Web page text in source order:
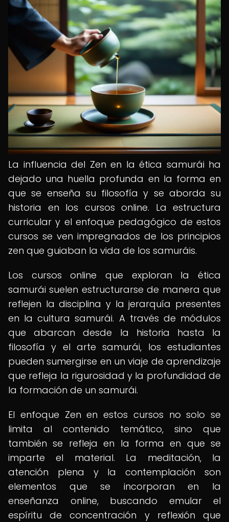
La influencia del Zen en la ética samurái ha
dejado una huella profunda en la forma en
que se enseña su filosofía y se aborda su
historia en los cursos online. La estructura
curricular y el enfoque pedagógico de estos
cursos se ven impregnados de los principios
zen que guiaban la vida de los samuráis.
Los cursos online que exploran la ética
samurái suelen estructurarse de manera que
reflejen la disciplina y la jerarquía presentes
en la cultura samurái. A través de módulos
que abarcan desde la historia hasta la
filosofía y el arte samurái, los estudiantes
pueden sumergirse en un viaje de aprendizaje
que refleja la rigurosidad y la profundidad de
la formación de un samurái.
El enfoque Zen en estos cursos no solo se
limita al contenido temático, sino que
también se refleja en la forma en que se
imparte el material. La meditación, la
atención plena y la contemplación son
elementos que se incorporan en la
enseñanza online, buscando emular el
espíritu de concentración y reflexión que